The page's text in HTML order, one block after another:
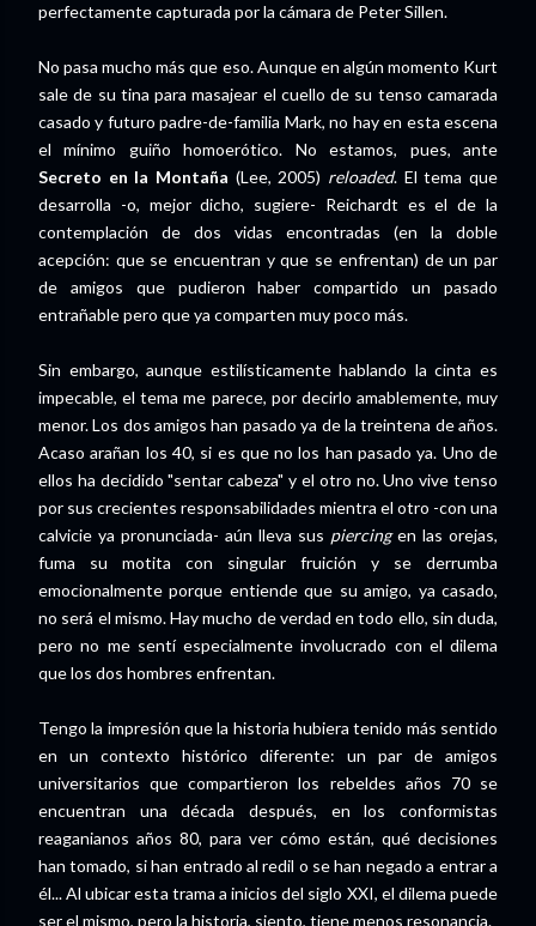
perfectamente capturada por la cámara de Peter Sillen.
No pasa mucho más que eso. Aunque en algún momento Kurt
sale de su tina para masajear el cuello de su tenso camarada
casado y futuro padre-de-familia Mark, no hay en esta escena
el mínimo guiño homoerótico. No estamos, pues, ante
Secreto en la Montaña (Lee, 2005) reloaded. El tema que
desarrolla -o, mejor dicho, sugiere- Reichardt es el de la
contemplación de dos vidas encontradas (en la doble
acepción: que se encuentran y que se enfrentan) de un par
de amigos que pudieron haber compartido un pasado
entrañable pero que ya comparten muy poco más.
Sin embargo, aunque estilísticamente hablando la cinta es
impecable, el tema me parece, por decirlo amablemente, muy
menor. Los dos amigos han pasado ya de la treintena de años.
Acaso arañan los 40, si es que no los han pasado ya. Uno de
ellos ha decidido "sentar cabeza" y el otro no. Uno vive tenso
por sus crecientes responsabilidades mientra el otro -con una
calvicie ya pronunciada- aún lleva sus piercingen las orejas,
fuma su motita con singular fruición y se derrumba
emocionalmente porque entiende que su amigo, ya casado,
no será el mismo. Hay mucho de verdad en todo ello, sin duda,
pero no me sentí especialmente involucrado con el dilema
que los dos hombres enfrentan.
Tengo la impresión que la historia hubiera tenido más sentido
en un contexto histórico diferente: un par de amigos
universitarios que compartieron los rebeldes años 70 se
encuentran una década después, en los conformistas
reaganianos años 80, para ver cómo están, qué decisiones
han tomado, si han entrado al redil o se han negado a entrar a
él... Al ubicar esta trama a inicios del siglo XXI, el dilema puede
ser el mismo, pero la historia, siento, tiene menos resonancia.